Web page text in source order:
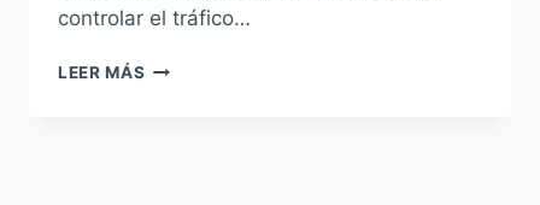
controlar el tráfico…
LEER MÁS